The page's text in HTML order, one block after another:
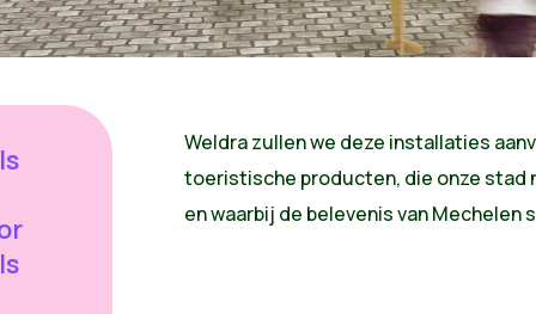
Weldra zullen we deze installaties
toeristische producten, die onze stad
en waarbij de belevenis van Mechelen